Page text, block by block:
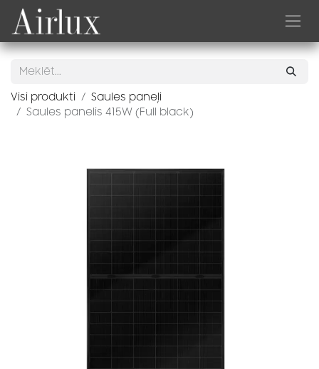
Skip to Content
Visi produkti
Saules paneļi
Saules panelis 415W (Full black)